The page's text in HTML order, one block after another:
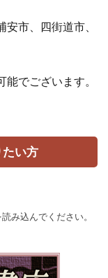
市、四街道市、
でございます。
い方
み込んでください。